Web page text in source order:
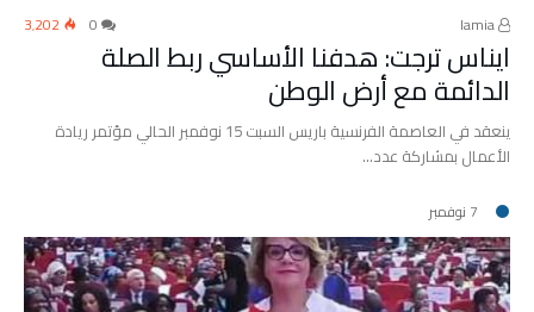
3٬202
ايناس ترجت: هدفنا الأساسي ربط الصلة
الدائمة مع أرض الوطن
ينعقد في العاصمة الفرنسية باريس السبت 15 نوفمبر الحالي مؤتمر ريادة
الأعمال بمشاركة عدد…
7 نوفمبر